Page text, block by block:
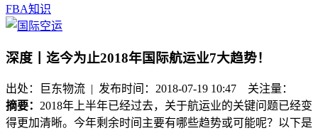
FBA知识
深度丨迄今为止2018年国际航运业7大趋势！
出处：巨东物流 | 发布时间：2018-07-19 10:47 关注量：
摘要： 2018年上半年已经过去，关于航运业的关键问题已经变
得更加清晰。今年剩余时间主要有哪些趋势或可能呢？以下是